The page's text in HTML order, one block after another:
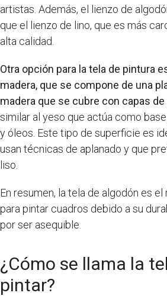
artistas. Además, el lienzo de
que el lienzo de lino, que es más
alta calidad.
Otra opción para la tela de pintura
madera, que se compone de una
madera que se cubre con capas
similar al yeso que actúa como
y óleos. Este tipo de superficie es
usan técnicas de aplanado y que
liso.
En resumen, la tela de algodón es
para pintar cuadros debido a su
por ser asequible.
¿Cómo se llama la
pintar?